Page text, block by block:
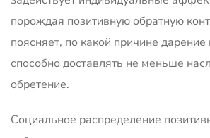
порождая позитивную обратную
поясняет, по какой причине дарение
способно доставлять не меньше
обретение.
Социальное распределение